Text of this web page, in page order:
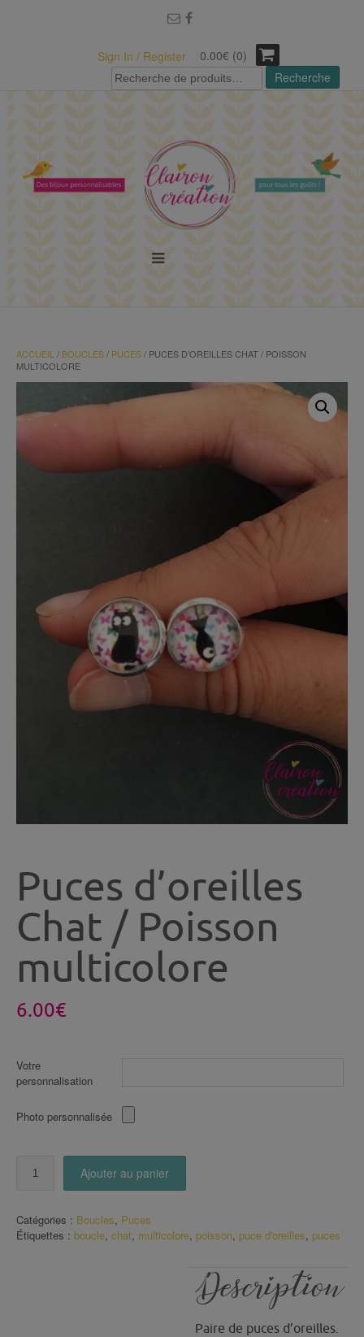
Sign In / Register
0.00€ (0)
Recherche
pour :
Recherche
ACCUEIL / BOUCLES/ PUCES/ PUCES D’OREILLES CHAT / POISSON
MULTICOLORE
Puces d’oreilles
Chat / Poisson
multicolore
6.00€
Votre
personnalisation
Photo personnalisée
Chat
/
Ajouter au panier
Catégories : Boucles, Puces
Étiquettes : boucle, chat, multicolore, poisson, puce d'oreilles, puces
Description
Paire de puces d’oreilles.